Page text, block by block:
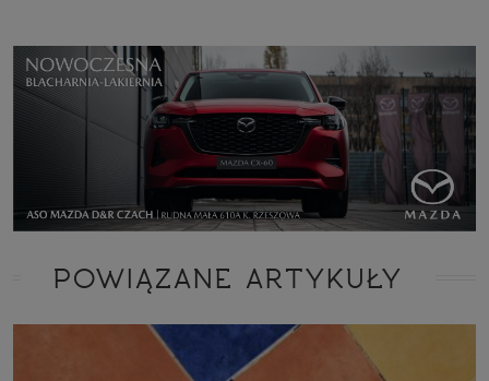
POWIĄZANE ARTYKUŁY